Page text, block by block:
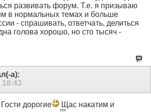
развивать форум. Т.е. я призываю
в нормальных темах и больше
- спрашивать, ответчать, делиться
голова хорошо, но сто тысяч -
а):
18:43
дорогие
Щас накатим и